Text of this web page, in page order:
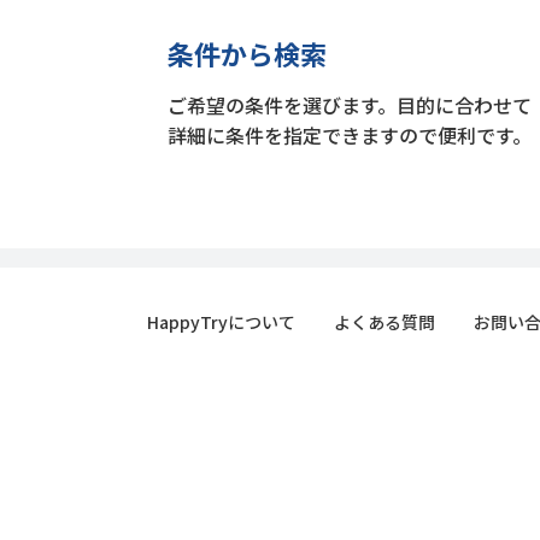
条件から検索
ご希望の条件を選びます。目的に合わせて
詳細に条件を指定できますので便利です。
HappyTryについて よくある質問 お問い